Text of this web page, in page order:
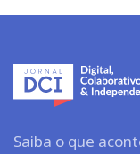
Saiba o que